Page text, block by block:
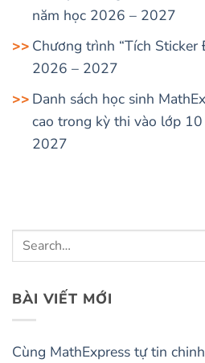
năm học 2026 – 2027
Chương trình “Tích Sticker
2026 – 2027
Danh sách học sinh
cao trong kỳ thi vào lớp
2027
BÀI VIẾT MỚI
Cùng MathExpress tự tin